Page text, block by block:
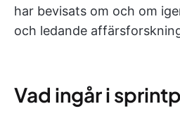
har bevisats om och om
och ledande
Vad ingår i